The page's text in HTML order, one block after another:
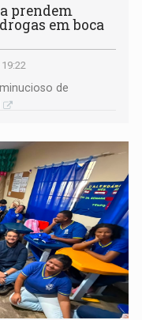
prendem
em boca
de